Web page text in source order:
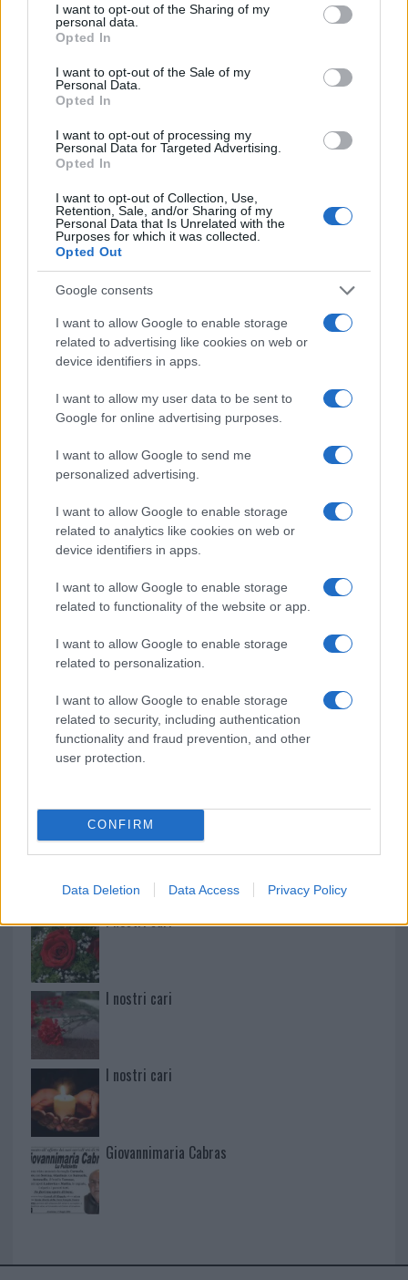
not limited to your visit or usage behaviour. You may click to
grant or deny consent to Google and its third-party tags to
use your data for below specified purposes in below Google
consent section.
I want to opt-out of the Sharing of my
personal data.
Opted In
I want to opt-out of the Sale of my
Personal Data.
Opted In
I want to opt-out of processing my
Personal Data for Targeted Advertising.
Opted In
I want to opt-out of Collection, Use,
Retention, Sale, and/or Sharing of my
Personal Data that Is Unrelated with the
Purposes for which it was collected.
Opted Out
Google consents
I want to allow Google to enable storage
related to advertising like cookies on web or
device identifiers in apps.
I want to allow my user data to be sent to
Google for online advertising purposes.
I want to allow Google to send me
personalized advertising.
I want to allow Google to enable storage
related to analytics like cookies on web or
device identifiers in apps.
I want to allow Google to enable storage
related to functionality of the website or app.
I want to allow Google to enable storage
related to personalization.
I want to allow Google to enable storage
related to security, including authentication
functionality and fraud prevention, and other
user protection.
CONFIRM
Data Deletion Data Access Privacy Policy
partecipazione per il suo racconto
Calangianus, allarme sul centro accoglienza
minori, Albieri: “Episodi gravissimi”
Gallura, finti clienti svuotano le suite: furto da
50mila nel resort
Meteo Olbia 7 agosto, sole e caldo tornano
protagonisti
Test tunnel Olbia: rampe chiuse ancora fino a
fine agosto
amate dell’estate 2026
Paolo Pinna
Martina Agostina Diturco
I nostri cari
I nostri cari
I nostri cari
Giovannimaria Cabras